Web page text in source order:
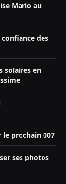
Mario au
des
solaires en
le prochain 007
ses photos